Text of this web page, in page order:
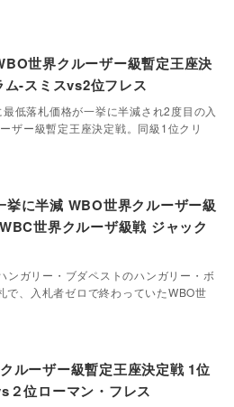
世界クルーザー級暫定王座決
-スミスvs2位フレス
低落札価格が一挙に半減され2度目の入
ザー級暫定王座決定戦。同級1位クリ
に半減 WBO世界クルーザー級
世界クルーザ級戦 ジャック
ンガリー・ブダペストのハンガリー・ボ
で、入札者ゼロで終わっていたWBO世
ルーザー級暫定王座決定戦 1位
２位ローマン・フレス